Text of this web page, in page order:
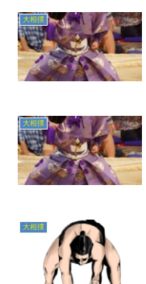
大相撲
大相撲
大相撲